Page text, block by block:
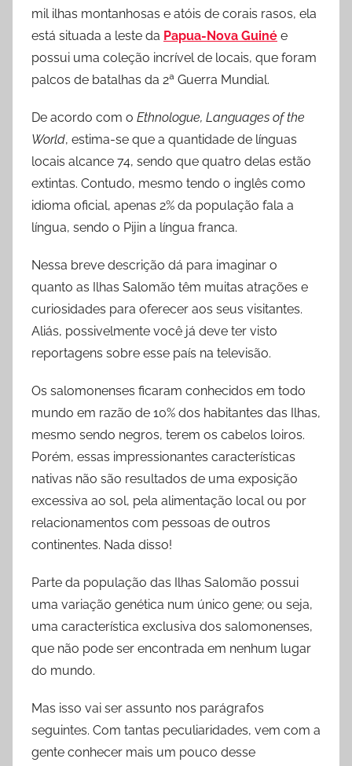
mil ilhas montanhosas e atóis de corais rasos, ela
está situada a leste da Papua-Nova Guiné e
possui uma coleção incrível de locais, que foram
palcos de batalhas da 2ª Guerra Mundial.
De acordo com o Ethnologue, Languages of the
World, estima-se que a quantidade de línguas
locais alcance 74, sendo que quatro delas estão
extintas. Contudo, mesmo tendo o inglês como
idioma oficial, apenas 2% da população fala a
língua, sendo o Pijin a língua franca.
Nessa breve descrição dá para imaginar o
quanto as Ilhas Salomão têm muitas atrações e
curiosidades para oferecer aos seus visitantes.
Aliás, possivelmente você já deve ter visto
reportagens sobre esse país na televisão.
Os salomonenses ficaram conhecidos em todo
mundo em razão de 10% dos habitantes das Ilhas,
mesmo sendo negros, terem os cabelos loiros.
Porém, essas impressionantes características
nativas não são resultados de uma exposição
excessiva ao sol, pela alimentação local ou por
relacionamentos com pessoas de outros
continentes. Nada disso!
Parte da população das Ilhas Salomão possui
uma variação genética num único gene; ou seja,
uma característica exclusiva dos salomonenses,
que não pode ser encontrada em nenhum lugar
do mundo.
Mas isso vai ser assunto nos parágrafos
seguintes. Com tantas peculiaridades, vem com a
gente conhecer mais um pouco desse